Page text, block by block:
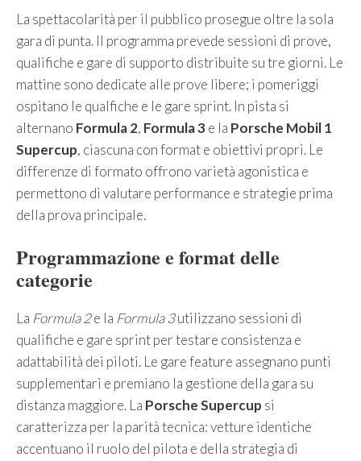
La spettacolarità per il pubblico prosegue oltre la sola
gara di punta. Il programma prevede sessioni di prove,
qualifiche e gare di supporto distribuite su tre giorni. Le
mattine sono dedicate alle prove libere; i pomeriggi
ospitano le qualfiche e le gare sprint. In pista si
alternano Formula 2, Formula 3e la Porsche Mobil 1
Supercup, ciascuna con format e obiettivi propri. Le
differenze di formato offrono varietà agonistica e
permettono di valutare performance e strategie prima
della prova principale.
Programmazione e format delle
categorie
La Formula 2e la Formula 3utilizzano sessioni di
qualifiche e gare sprint per testare consistenza e
adattabilità dei piloti. Le gare feature assegnano punti
supplementari e premiano la gestione della gara su
distanza maggiore. La Porsche Supercup si
caratterizza per la parità tecnica: vetture identiche
accentuano il ruolo del pilota e della strategia di